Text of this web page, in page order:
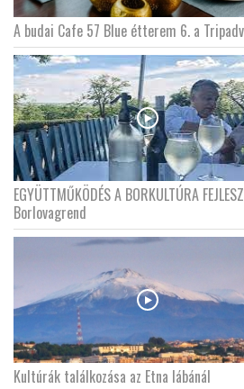
A budai Cafe 57 Blue étterem 6. a
EGYÜTTMŰKÖDÉS A BORKULTÚRA
Borlovagrend
Kultúrák találkozása az Etna lábánál